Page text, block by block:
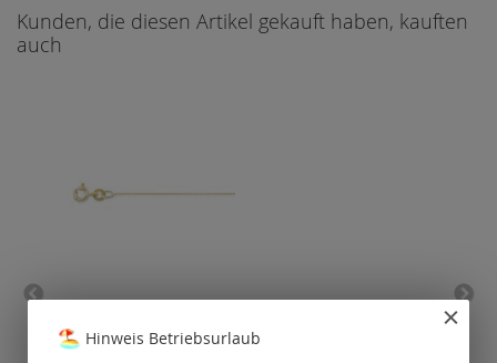
Kunden, die diesen Artikel gekauft haben, kauften
auch
ct Gold
Hinweis Betriebsurlaub